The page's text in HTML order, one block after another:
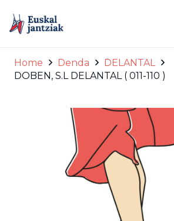
Home Denda
DELANTAL
DOBEN, S.L DELANTAL ( 011-110 )